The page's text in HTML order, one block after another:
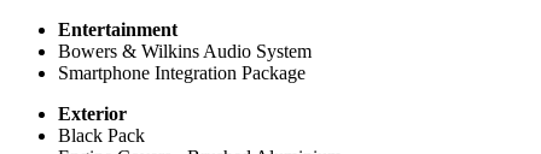
Entertainment
Bowers & Wilkins Audio System
Smartphone Integration Package
Exterior
Black Pack